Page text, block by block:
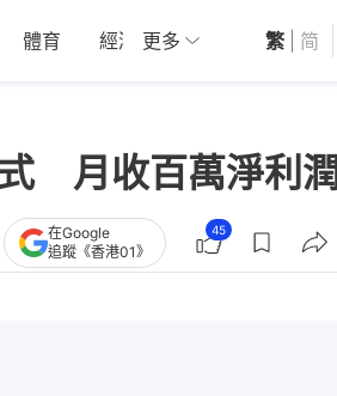
體育 經濟 01深圳 觀點
更多 繁 简
月收百萬淨利潤
在Google
追蹤《香港01》
45